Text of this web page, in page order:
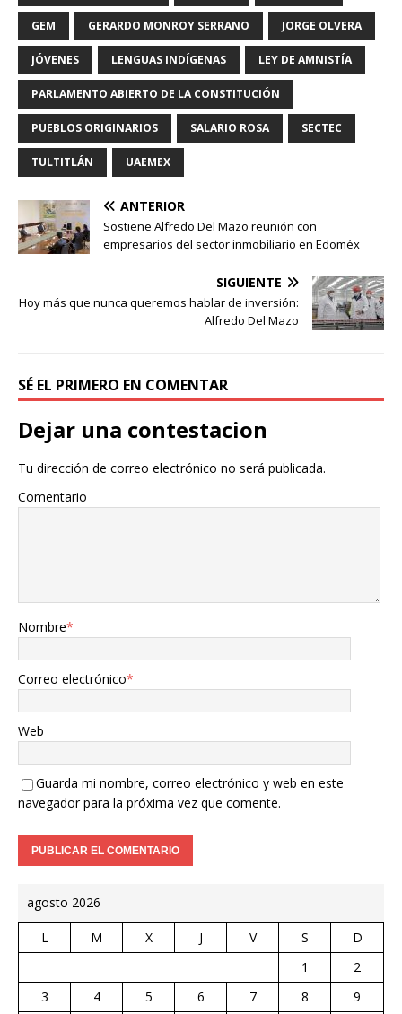
GEM GERARDO MONROY SERRANO JORGE OLVERA
JÓVENES LENGUAS INDÍGENAS LEY DE AMNISTÍA
PARLAMENTO ABIERTO DE LA CONSTITUCIÓN
PUEBLOS ORIGINARIOS SALARIO ROSA SECTEC
TULTITLÁN UAEMEX
ANTERIOR
Sostiene Alfredo Del Mazo reunión con
empresarios del sector inmobiliario en Edoméx
SIGUIENTE
Hoy más que nunca queremos hablar de inversión:
Alfredo Del Mazo
SÉ EL PRIMERO EN COMENTAR
Dejar una contestacion
Tu dirección de correo electrónico no será publicada.
Comentario
Nombre*
Correo electrónico*
Web
Guarda mi nombre, correo electrónico y web en este
navegador para la próxima vez que comente.
agosto 2026
L M X J V S
D
1
2
3
4 5 6 7 8 9